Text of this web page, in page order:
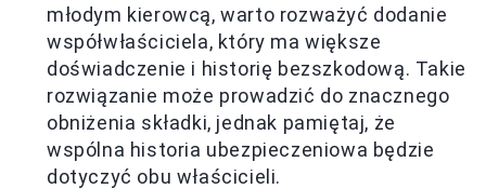
młodym kierowcą, warto rozważyć dodanie
współwłaściciela, który ma większe
doświadczenie i historię bezszkodową. Takie
rozwiązanie może prowadzić do znacznego
obniżenia składki, jednak pamiętaj, że
wspólna historia ubezpieczeniowa będzie
dotyczyć obu właścicieli.